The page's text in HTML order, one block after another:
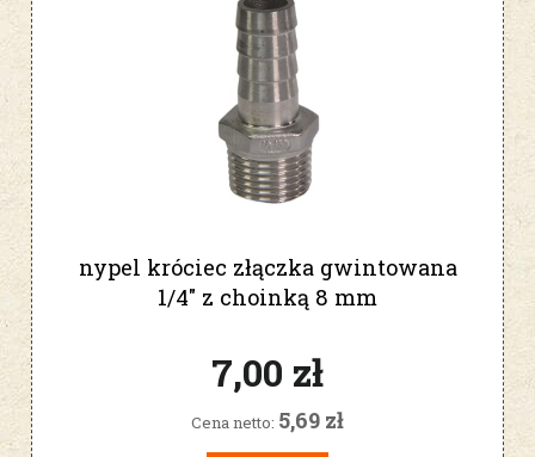
nypel króciec złączka gwintowana
1/4" z choinką 8 mm
7,00 zł
Cena netto: 5,69 zł